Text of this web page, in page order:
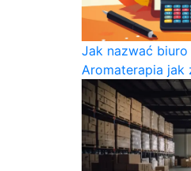
Jak nazwać
Aromaterapia jak